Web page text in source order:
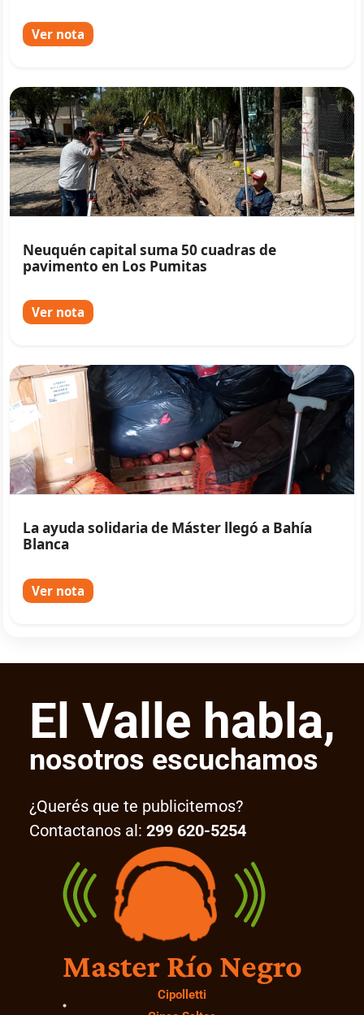
Ver nota
Neuquén capital suma 50 cuadras de
pavimento en Los Pumitas
Ver nota
La ayuda solidaria de Máster llegó a Bahía
Blanca
Ver nota
El Valle habla,
nosotros escuchamos
¿Querés que te publicitemos?
Contactanos al: 299 620-5254
Master Río Negro
Cipolletti